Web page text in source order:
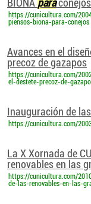
BIONA paraconejos
https://cunicultura.com/
piensos-biona-para-conejos
Avances en el
precoz de gazapos
https://cunicultura.com/
el-destete-precoz-de-
Inauguración de las
https://cunicultura.com/
La X Xornada de
renovables en las
https://cunicultura.com/
de-las-renovables-en-las-